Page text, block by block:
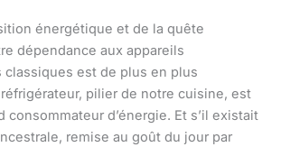
énergétique et de la quête
dépendance aux appareils
classiques est de plus en plus
pilier de notre cuisine, est
consommateur d’énergie. Et s’il existait
remise au goût du jour par